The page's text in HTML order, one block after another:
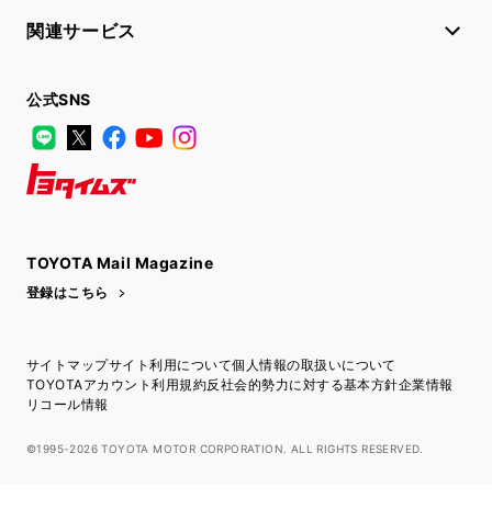
関連サービス
公式SNS
LINE
X FacebookYouTube
TOYOTA Mail Magazine
登録はこちら
サイトマップサイト利用について個人情報の取扱いについて
TOYOTAアカウント利用規約反社会的勢力に対する基本方針企業情報
リコール情報
©1995-2026 TOYOTA MOTOR CORPORATION. ALL RIGHTS RESERVED.